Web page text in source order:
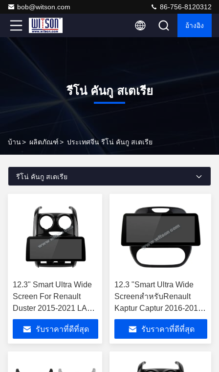
bob@witson.com 86-756-8120312
อ้างอิง
รีโน่ คันกู สเตเรีย
บ้าน> ผลิตภัณฑ์> ประเทศจีน รีโน่ คันกู สเตเรีย
รีโน่ คันกู สเตเรีย
12.3" Smart Ultra Wide
Screen For Renault
Duster 2015-2021 LADA
Largus 2021 รถยนต์
วิดีโอสัมผัส QLED
มัลติมีเดีย สเตียโร่
รับราคาที่ดีที่สุด
12.3 "Smart Ultra Wide
ScreenสำหรับRenault
Kaptur Captur 2016-2019
รถวิดีโอTouch
QLEDมัลติมีเดียสเตอริโอ
(WH2998)
รับราคาที่ดีที่สุด